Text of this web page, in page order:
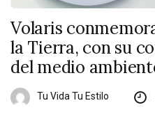
Volaris
la Tierra, con su
del medio
Tu Vida Tu Estilo